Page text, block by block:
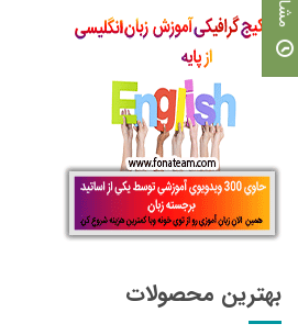
بهترین محصولات